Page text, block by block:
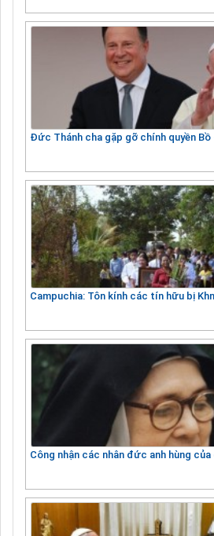
Đức Thánh cha gặp gỡ chính quyền Bồ
Campuchia: Tôn kính các tín hữu bị
Công nhận các nhân đức anh hùng của